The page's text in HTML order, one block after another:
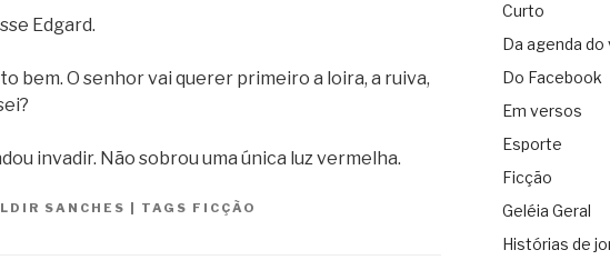
Edgard.
bem. O senhor vai querer primeiro a loira, a ruiva,
invadir. Não sobrou uma única luz vermelha.
SANCHES | TAGS FICÇÃO
Curto
Da agenda do
Do Facebook
Em versos
Esporte
Ficção
Geléia Geral
Histórias de